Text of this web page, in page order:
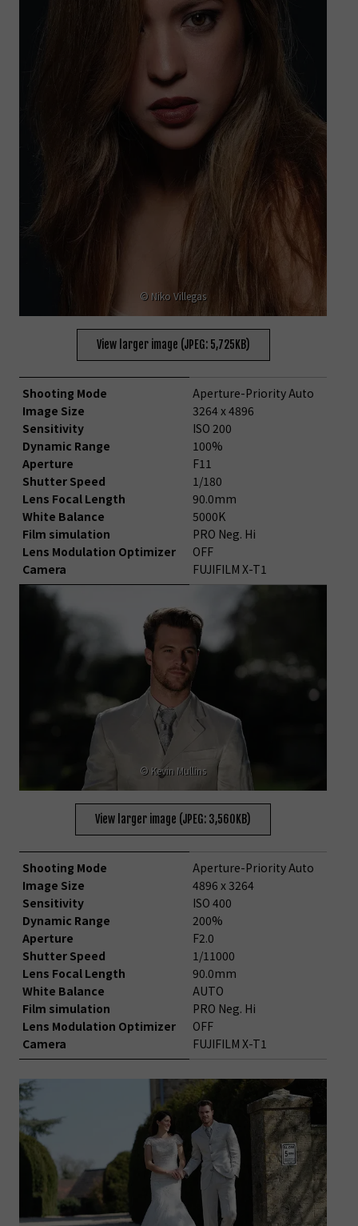
© Niko Villegas
View larger image (JPEG: 5,725KB)
Shooting Mode
Image Size
Sensitivity
Dynamic Range
Aperture
Shutter Speed
Lens Focal Length
White Balance
Film simulation
Lens Modulation Optimizer
Camera
Aperture-Priority Auto
3264 x 4896
ISO 200
100%
F11
1/180
90.0mm
5000K
PRO Neg. Hi
OFF
FUJIFILM X-T1
© Kevin Mullins
View larger image (JPEG: 3,560KB)
Shooting Mode
Image Size
Sensitivity
Dynamic Range
Aperture
Shutter Speed
Lens Focal Length
White Balance
Film simulation
Lens Modulation Optimizer
Camera
Aperture-Priority Auto
4896 x 3264
ISO 400
200%
F2.0
1/11000
90.0mm
AUTO
PRO Neg. Hi
OFF
FUJIFILM X-T1